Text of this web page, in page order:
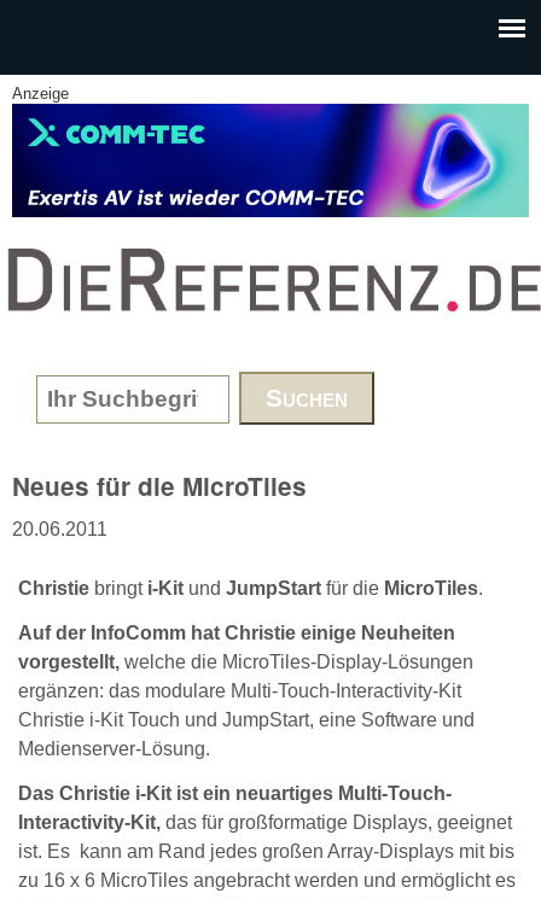
Anzeige
www.DieReferenz.de
Search form
Neues für die MicroTiles
20.06.2011
Christie bringti-Kit und JumpStart für die MicroTiles.
Auf der InfoComm hat Christie einige Neuheiten
vorgestellt, welche die MicroTiles-Display-Lösungen
ergänzen: das modulare Multi-Touch-Interactivity-Kit
Christie i-Kit Touch und JumpStart, eine Software und
Medienserver-Lösung.
Das Christie i-Kit ist ein neuartiges Multi-Touch-
Interactivity-Kit, das für großformatige Displays, geeignet
ist. Es kann am Rand jedes großen Array-Displays mit bis
zu 16 x 6 MicroTiles angebracht werden und ermöglicht es